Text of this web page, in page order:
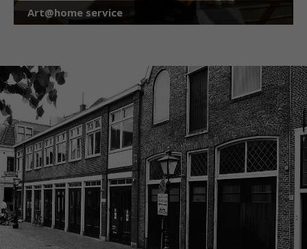
Art@home service